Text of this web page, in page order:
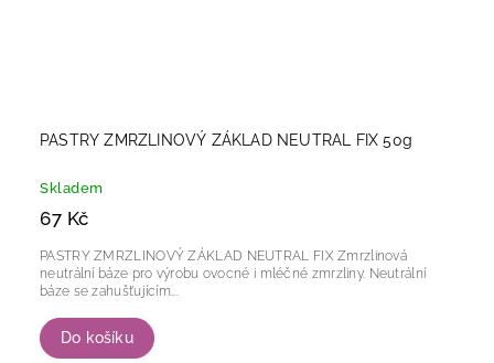
PASTRY ZMRZLINOVÝ ZÁKLAD NEUTRAL FIX 50g
Skladem
67 Kč
Do košíku
PASTRY ZMRZLINOVÝ ZÁKLAD NEUTRAL FIX Zmrzlinová
neutrální báze pro výrobu ovocné i mléčné zmrzliny. Neutrální
báze se zahušťujícím...